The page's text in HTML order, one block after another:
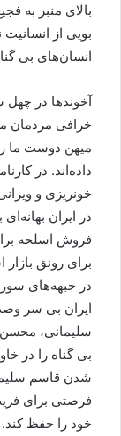
بالای منبر به
بویی از
انسان‌های بی
آخوندها در چهل
خرافی مردمان
میهن دوست ما
داده‌اند. در
خونریزی و
در ایران
فروش اسلحه
برای رونق
در جبهه‌های
ایران بی سر
سلیمانی،
بی گناه را در
شدن قاسم
فرصتی برای
خود را حفظ کند.